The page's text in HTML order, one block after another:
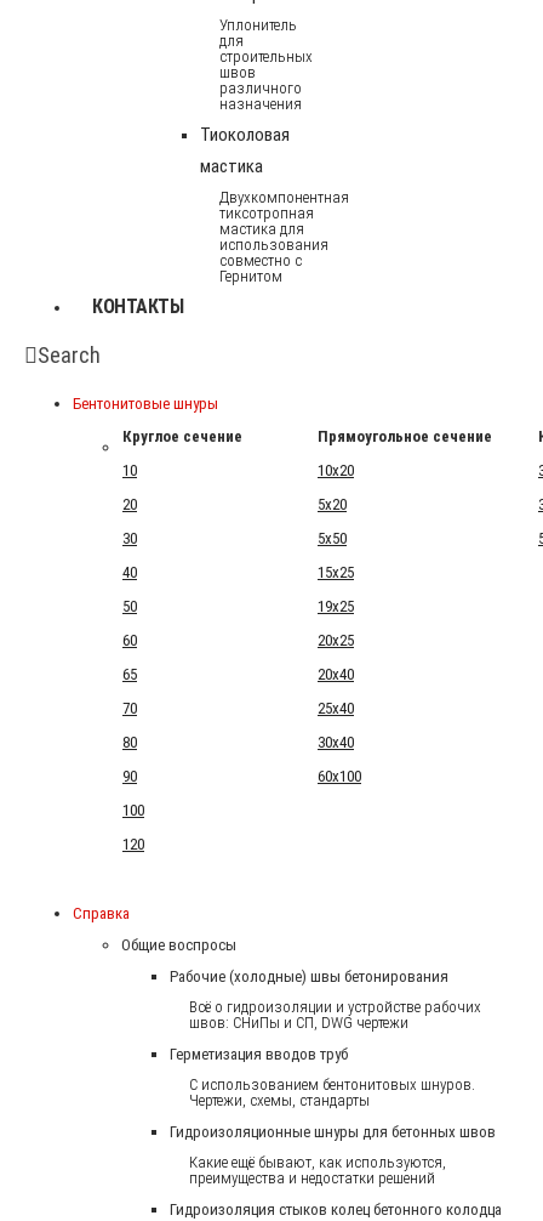
Уплонитель
для
строительных
швов
различного
назначения
Тиоколовая
мастика
Двухкомпонентная
тиксотропная
мастика для
использования
совместно с
Гернитом
КОНТАКТЫ
Search
Бентонитовые шнуры
Круглое сечение
Прямоугольное сечение
10
10x20
20
5x20
30
5x50
40
15x25
50
19x25
60
20x25
65
20x40
70
25x40
80
30x40
90
60x100
100
120
Справка
Общие воспросы
Рабочие (холодные) швы бетонирования
Всё о гидроизоляции и устройстве рабочих
швов: СНиПы и СП, DWG чертежи
Герметизация вводов труб
С использованием бентонитовых шнуров.
Чертежи, схемы, стандарты
Гидроизоляционные шнуры для бетонных швов
Какие ещё бывают, как используются,
преимущества и недостатки решений
Гидроизоляция стыков колец бетонного колодца